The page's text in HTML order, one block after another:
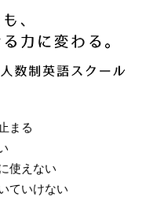
まる
使えない
ていけない